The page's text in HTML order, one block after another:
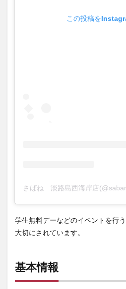
この投稿を
学生無料デーなどのイベントを行
大切にされています。
基本情報